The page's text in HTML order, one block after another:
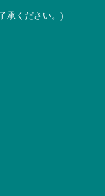
承ください。)